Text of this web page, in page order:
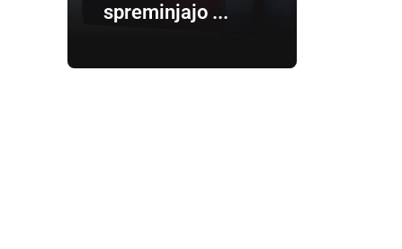
spreminjajo ...